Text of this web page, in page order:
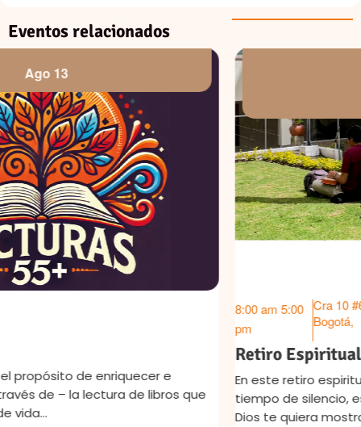
Eventos relacionados
Ago 17
En este retiro espiritual de 3 días queremos regalarte un
tiempo de silencio, escucha interior y apertura a lo que
Dios te quiera mostrar La…